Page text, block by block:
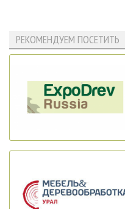
РЕКОМЕНДУЕМ ПОСЕТИТЬ